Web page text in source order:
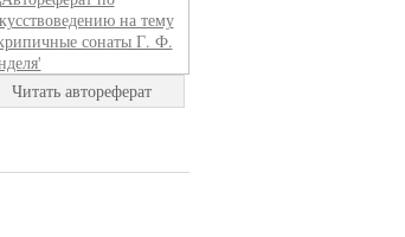
Читать автореферат